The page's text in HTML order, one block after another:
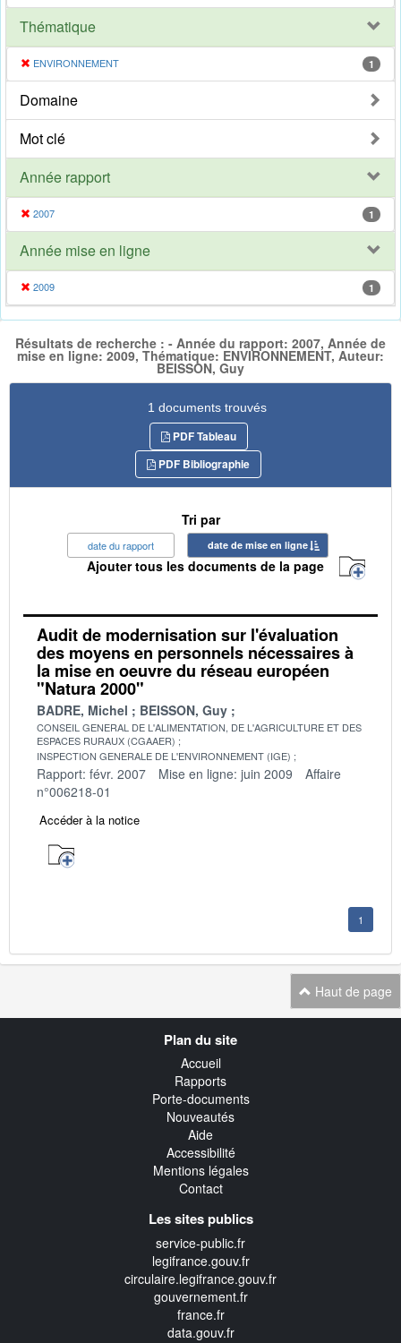
Thématique
ENVIRONNEMENT 1
Domaine
Mot clé
Année rapport
2007 1
Année mise en ligne
2009 1
Résultats de recherche : - Année du rapport: 2007, Année de
mise en ligne: 2009, Thématique: ENVIRONNEMENT, Auteur:
BEISSON, Guy
1 documents trouvés
PDF Tableau
PDF Bibliographie
Tri par
date du rapport date de mise en ligne
Ajouter tous les documents de la page
Audit de modernisation sur l'évaluation
des moyens en personnels nécessaires à
la mise en oeuvre du réseau européen
"Natura 2000"
BADRE, Michel BEISSON, Guy
CONSEIL GENERAL DE L'ALIMENTATION, DE L'AGRICULTURE ET DES
ESPACES RURAUX (CGAAER)
INSPECTION GENERALE DE L'ENVIRONNEMENT (IGE)
Rapport: févr. 2007 Mise en ligne: juin 2009
Affaire
n°006218-01
Accéder à la notice
1
Haut de page
Plan du site
Accueil
Rapports
Porte-documents
Nouveautés
Aide
Accessibilité
Mentions légales
Contact
Les sites publics
service-public.fr
legifrance.gouv.fr
circulaire.legifrance.gouv.fr
gouvernement.fr
france.fr
data.gouv.fr